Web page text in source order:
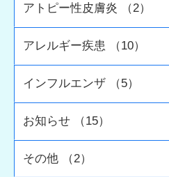
アトピー性皮膚炎 （2）
アレルギー疾患 （10）
インフルエンザ （5）
お知らせ （15）
その他 （2）